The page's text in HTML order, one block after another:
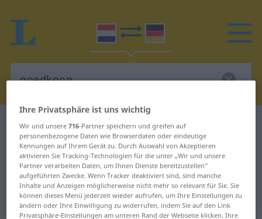
Niederländisch-Deutsch Wörterbuch
Niederländisch-Deutsch
Übersetzung für "goedkoop"
"goedkoop" Deutsch Übersetzung
Ihre Privatsphäre ist uns wichtig
Wir und unsere716-Partner speichern und greifen auf
personenbezogene Daten wie Browserdaten oder eindeutige
Kennungen auf Ihrem Gerät zu. Durch Auswahl von Akzeptieren
aktivieren Sie Tracking-Technologien für die unter „Wir und unsere
Partner verarbeiten Daten, um Ihnen Dienste bereitzustellen“
aufgeführten Zwecke. Wenn Tracker deaktiviert sind, sind manche
Inhalte und Anzeigen möglicherweise nicht mehr so relevant für Sie. Sie
können dieses Menü jederzeit wieder aufrufen, um Ihre Einstellungen zu
ändern oder Ihre Einwilligung zu widerrufen, indem Sie auf den Link
Privatsphäre-Einstellungen am unteren Rand der Webseite klicken. Ihre